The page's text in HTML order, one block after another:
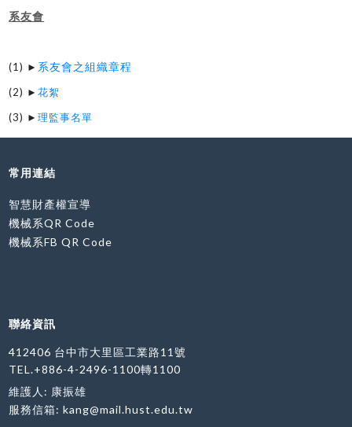
系友會
(1) ► 系友會之組織章程
(2) ►花絮
(3) ►理監事名單
常用連結
智慧財產權宣導
機械系QR Code
機械系FB QR Code
聯絡資訊
412406 台中市大里區工業路11號
TEL.+886-4-2496-1100轉1100
維護人: 康振雄
服務信箱:kang@mail.hust.edu.tw